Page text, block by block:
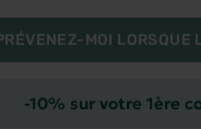
MOI LORSQUE
-10% sur votre 1ère